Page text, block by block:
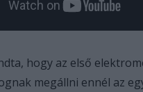
hogy az első
megállni ennél az